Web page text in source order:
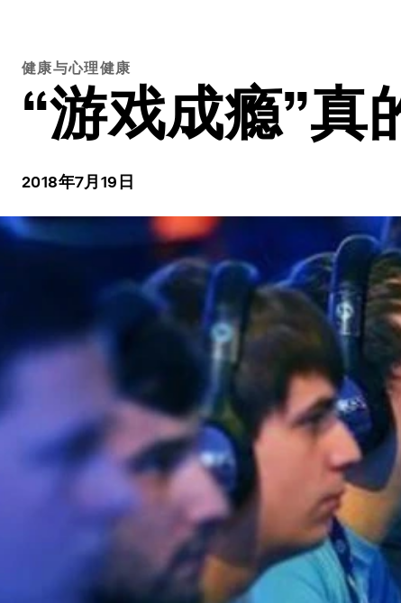
健康与心理健康
“游戏成瘾”真
2018年7月19日